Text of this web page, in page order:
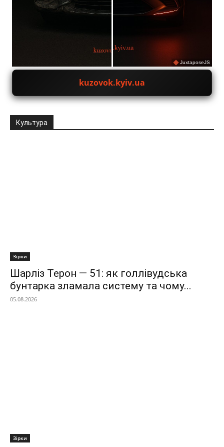
JuxtaposeJS
kuzovok.kyiv.ua
Культура
Зірки
Шарліз Терон — 51: як голлівудська
бунтарка зламала систему та чому...
05.08.2026
Зірки